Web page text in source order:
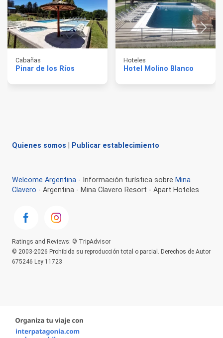
Cabañas
Pinar de los Ríos
Hoteles
Hotel Molino Blanco
Quienes somos Publicar establecimiento
Welcome Argentina - Información turística sobre Mina
Clavero - Argentina - Mina Clavero Resort - Apart Hoteles
Ratings and Reviews: © TripAdvisor
© 2003-2026 Prohibida su reproducción total o parcial. Derechos de Autor
675246 Ley 11723